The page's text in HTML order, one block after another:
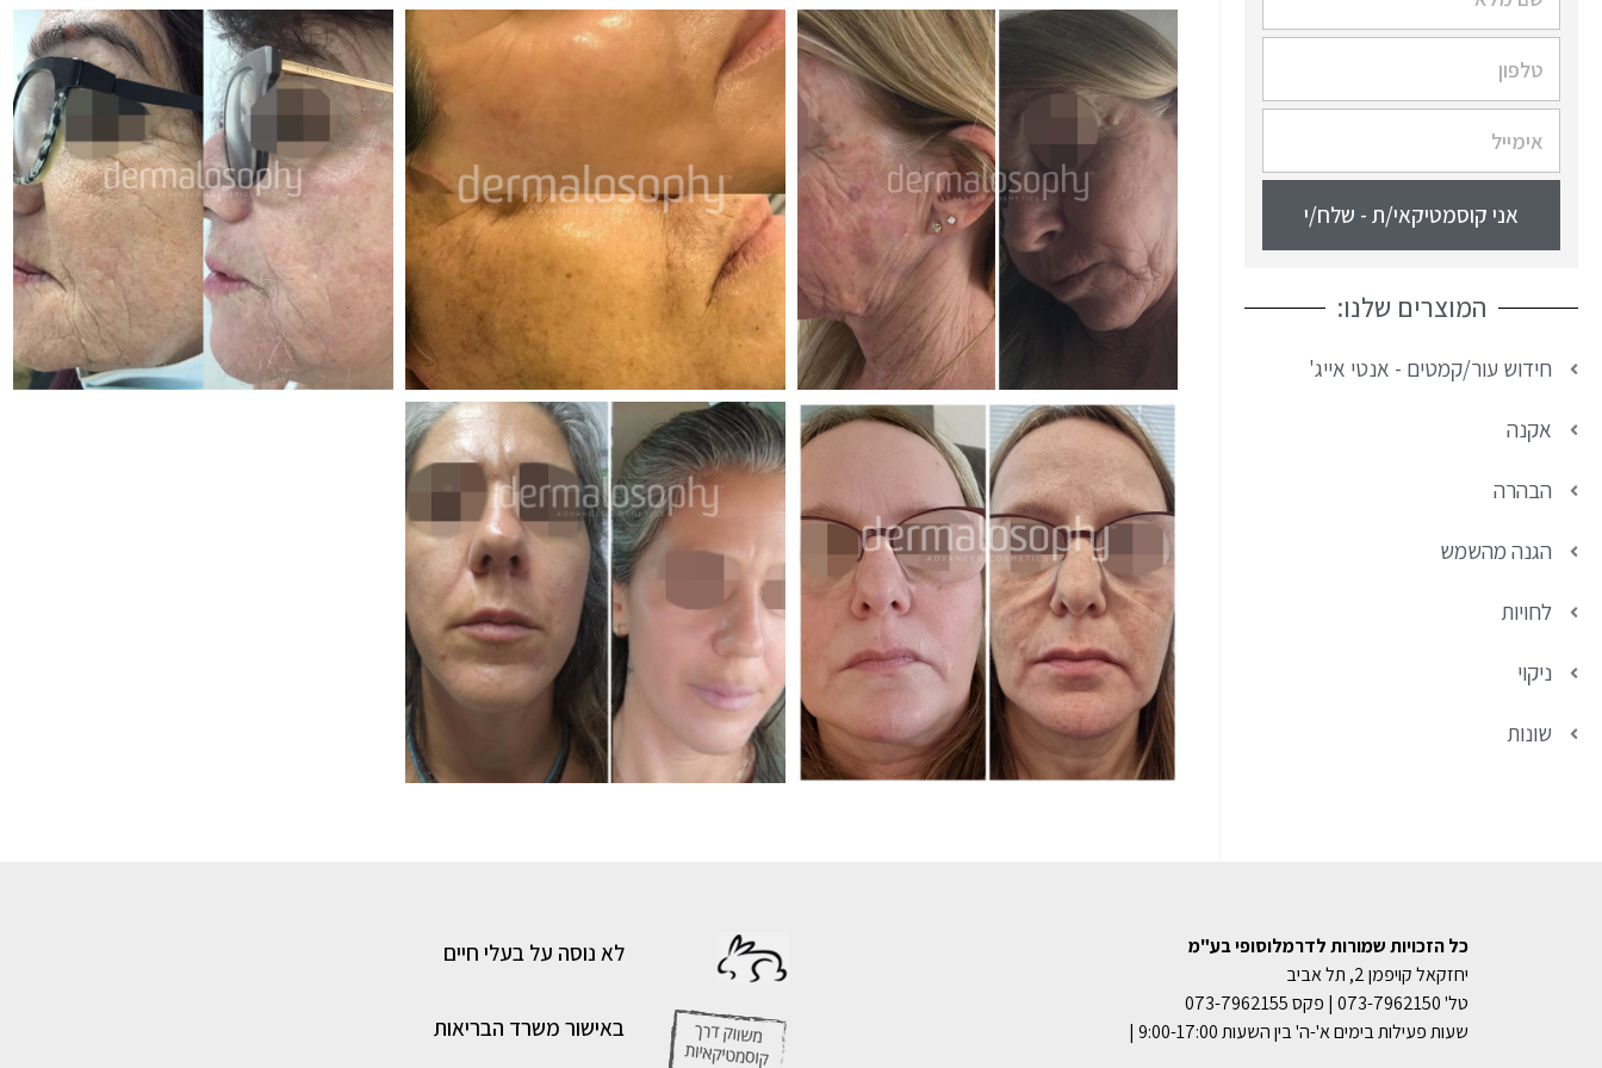
אני קוסמטיקאי/ת - שלח/י
המוצרים שלנו:
חידוש עור/קמטים - אנטי אייג'
אקנה
הבהרה
הגנה מהשמש
לחויות
ניקוי
שונות
כל הזכויות שמורות לדרמלוסופי בע"מ
יחזקאל קויפמן 2, תל אביב
טל' 073-7962150 | פקס 073-7962155
שעות פעילות בימים א'-ה' בין השעות 9:00-17:00 |
לא נוסה על בעלי חיים
באישור משרד הבריאות